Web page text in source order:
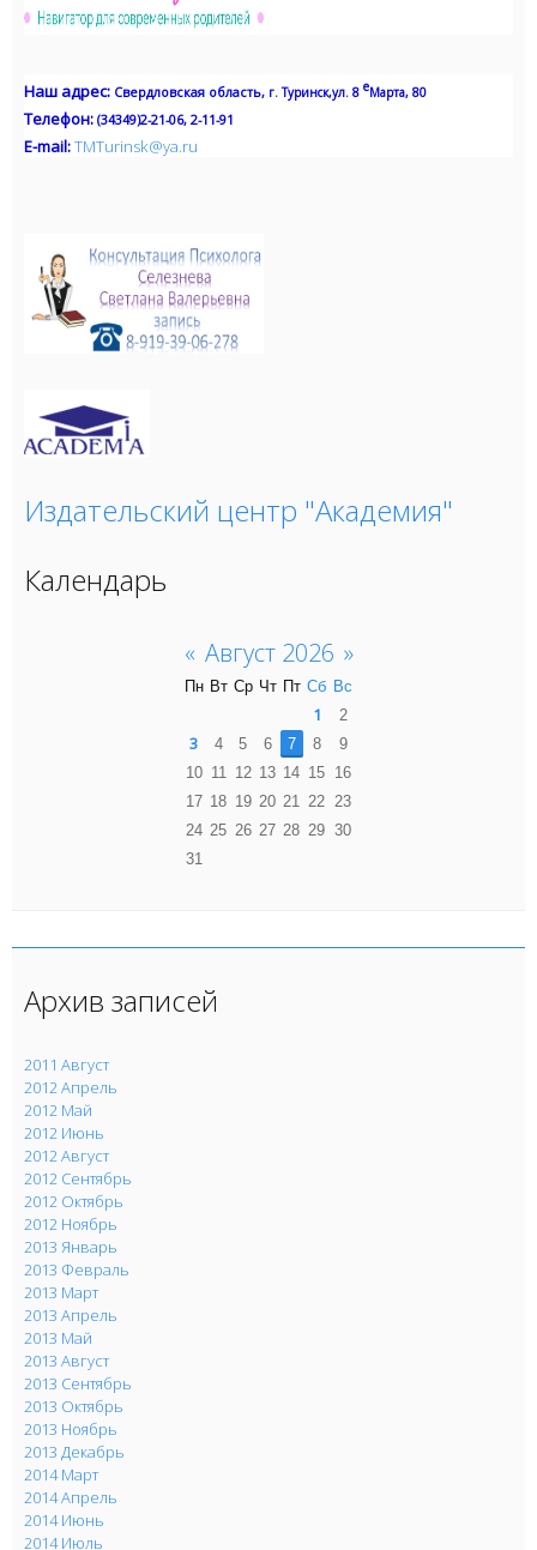
Наш адрес: Свердловская область, г. Туринск,ул. 8 еМарта, 80
Телефон: (34349)2-21-06, 2-11-91
Е-mail:TMTurinsk@ya.ru
Издательский центр "Академия"
Календарь
« Август 2026 »
Пн Вт Ср Чт Пт Сб Вс
1 2
3 4 5 6 7 8
9
10 11 12 13 14 15 16
17 18 19 20 21 22 23
24 25 26 27 28 29 30
31
Архив записей
2011 Август
2012 Апрель
2012 Май
2012 Июнь
2012 Август
2012 Сентябрь
2012 Октябрь
2012 Ноябрь
2013 Январь
2013 Февраль
2013 Март
2013 Апрель
2013 Май
2013 Август
2013 Сентябрь
2013 Октябрь
2013 Ноябрь
2013 Декабрь
2014 Март
2014 Апрель
2014 Июнь
2014 Июль